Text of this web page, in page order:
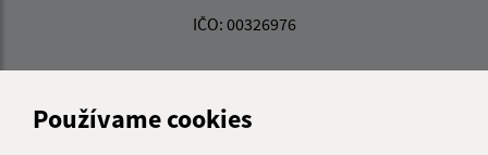
Používame cookies
IČO: 00326976